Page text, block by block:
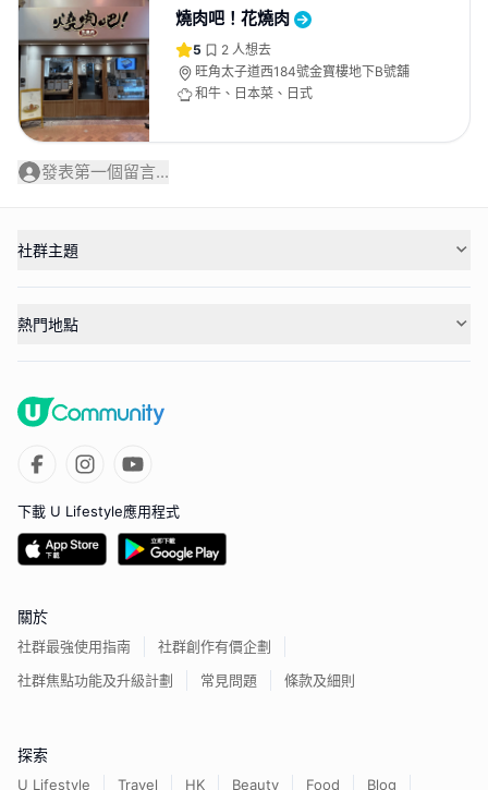
燒肉吧！花燒肉
5 2 人想去
旺角太子道西184號金寶樓地下B號舖
和牛、日本菜、日式
發表第一個留言...
社群主題
熱門地點
下載 U Lifestyle應用程式
關於
社群最強使用指南
社群創作有價企劃
社群焦點功能及升級計劃
常見問題 條款及細則
探索
U Lifestyle Travel HK Beauty Food Blog